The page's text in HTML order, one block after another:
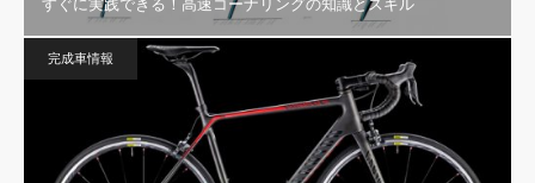
すぐに実践できる！高速コーナリングの知識とスキル
完成車情報